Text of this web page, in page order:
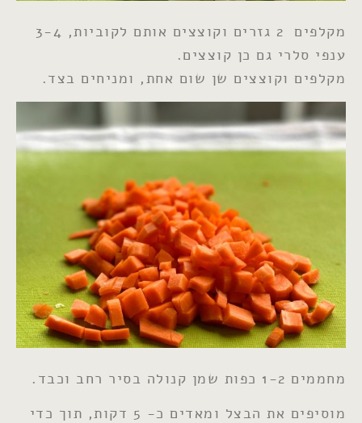
מקלפים 2 גזרים וקוצצים אותם לקוביות, 3-4
ענפי סלרי גם כן קוצצים.
מקלפים וקוצצים שן שום אחת, ומניחים בצד.
מחממים 1-2 כפות שמן קנולה בסיר רחב וכבד.
מוסיפים את הבצל ומאדים כ- 5 דקות, תוך כדי